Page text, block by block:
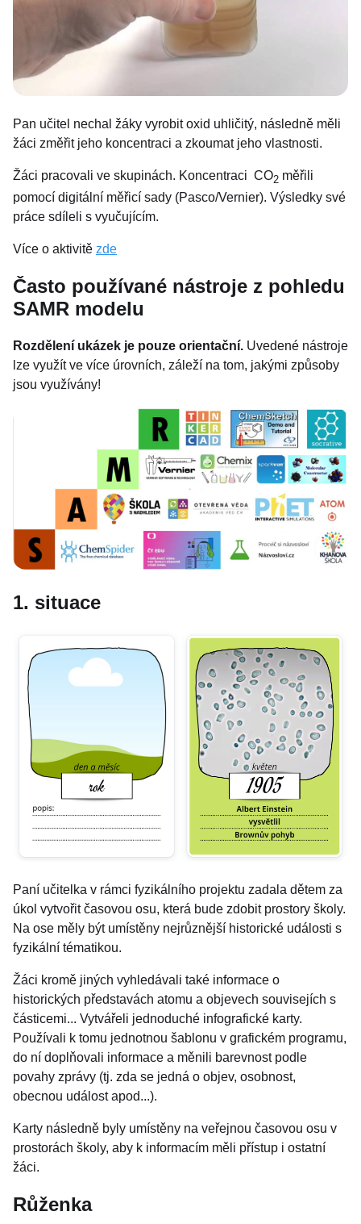
Pan učitel nechal žáky vyrobit oxid uhličitý, následně měli
žáci změřit jeho koncentraci a zkoumat jeho vlastnosti.
Žáci pracovali ve skupinách. Koncentraci CO2 měřili
pomocí digitální měřicí sady (Pasco/Vernier). Výsledky své
práce sdíleli s vyučujícím.
Více o aktivitě zde
Často používané nástroje z pohledu
SAMR modelu
Rozdělení ukázek je pouze orientační. Uvedené nástroje
lze využít ve více úrovních, záleží na tom, jakými způsoby
jsou využívány!
1. situace
Paní učitelka v rámci fyzikálního projektu zadala dětem za
úkol vytvořit časovou osu, která bude zdobit prostory školy.
Na ose měly být umístěny nejrůznější historické události s
fyzikální tématikou.
Žáci kromě jiných vyhledávali také informace o
historických představách atomu a objevech souvisejích s
částicemi... Vytvářeli jednoduché infografické karty.
Používali k tomu jednotnou šablonu v grafickém programu,
do ní doplňovali informace a měnili barevnost podle
povahy zprávy (tj. zda se jedná o objev, osobnost,
obecnou událost apod...).
Karty následně byly umístěny na veřejnou časovou osu v
prostorách školy, aby k informacím měli přístup i ostatní
žáci.
Růženka